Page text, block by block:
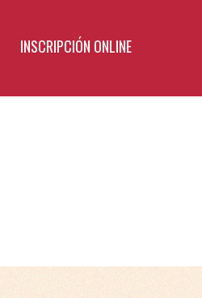
INSCRIPCIÓN ONLINE